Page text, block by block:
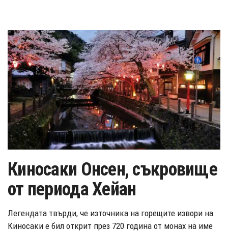
Киносаки Онсен, съкровище
от периода Хейан
Легендата твърди, че източника на горещите извори на
Киносаки е бил открит през 720 година от монах на име